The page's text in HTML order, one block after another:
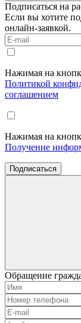
Подписаться на
Если вы хотите
онлайн-заявкой.
Нажимая на
Политикой
соглашением
Нажимая на
Получение
Подписаться
Обращение